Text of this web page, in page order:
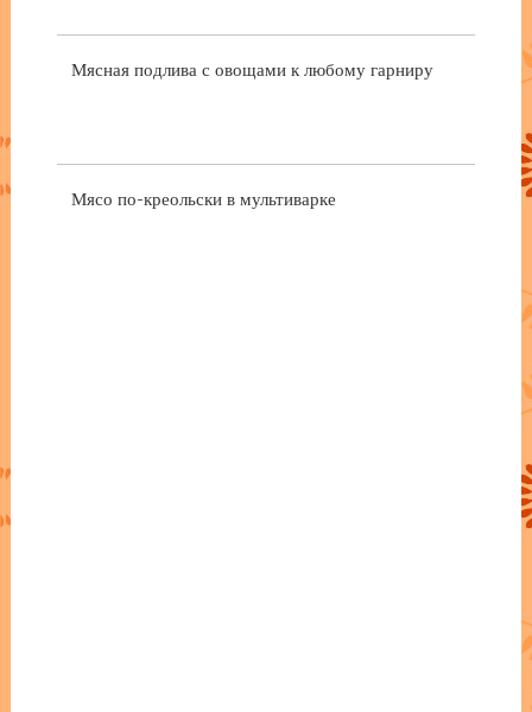
Мясная подлива с овощами к любому гарниру
Мясо по-креольски в мультиварке